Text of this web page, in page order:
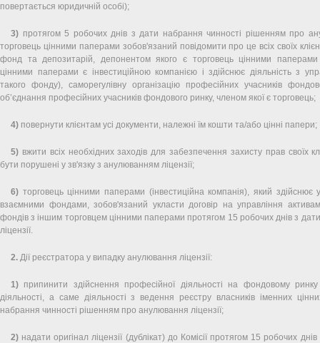
повертається юридичній особі);
3) протягом 5 робочих днів з дати набрання чинності рішенням про
торговець цінними паперами зобов'язаний повідомити про це всіх своїх
фонд та депозитарій, депонентом якого є торговець цінними
цінними паперами є інвестиційною компанією і здійснює діяльність з
такого фонду), саморегулівну організацію професійних учасників
об’єднання професійних учасників фондового ринку, членом якої є торговець;
4) повернути клієнтам усі документи, належні їм кошти та/або цінні папери;
5) вжити всіх необхідних заходів для забезпечення захисту прав своїх
бути порушені у зв'язку з анулюванням ліцензії;
6) торговець цінними паперами (інвестиційна компанія), який здійснює
взаємними фондами, зобов'язаний укласти договір на управління
фондів з іншим торговцем цінними паперами протягом 15 робочих днів з
ліцензії.
2. Дії реєстратора у випадку анулювання ліцензії:
1) припинити здійснення професійної діяльності на фондовому
діяльності, а саме діяльності з ведення реєстру власників іменних
набрання чинності рішенням про анулювання ліцензії;
2) надати оригінал ліцензії (дублікат) до Комісії протягом 15 робочих